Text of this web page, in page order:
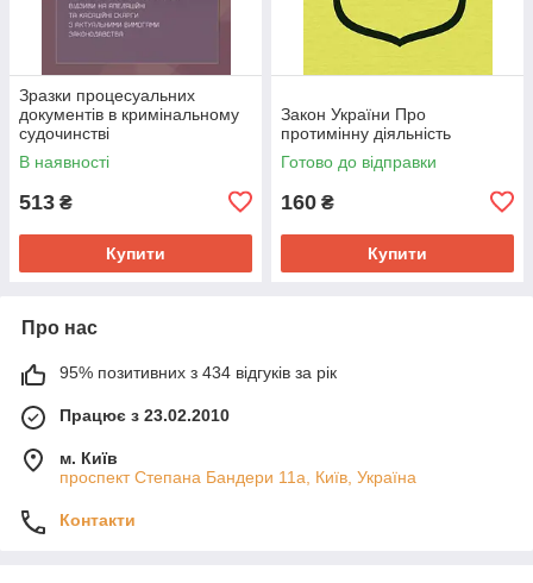
Зразки процесуальних
документів в кримінальному
судочинстві
В наявності
513 ₴
Купити
Закон України Про
протимінну діяльність
Готово до відправки
160 ₴
Купити
Про нас
95% позитивних з 434 відгуків за рік
Працює з 23.02.2010
м. Київ
проспект Степана Бандери 11а, Київ, Україна
Контакти